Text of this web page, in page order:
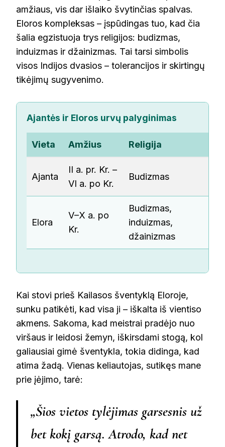
amžiaus, vis dar išlaiko švytinčias spalvas.
Eloros kompleksas – įspūdingas tuo, kad čia
šalia egzistuoja trys religijos: budizmas,
induizmas ir džainizmas. Tai tarsi simbolis
visos Indijos dvasios – tolerancijos ir skirtingų
tikėjimų sugyvenimo.
Ajantės ir Eloros urvų palyginimas
Vieta Amžius Religija
Ajanta
II a. pr. Kr. –
VI a. po Kr.
Budizmas
Elora
V–X a. po
Kr.
Budizmas,
induizmas,
džainizmas
Kai stovi prieš Kailasos šventyklą Eloroje,
sunku patikėti, kad visa ji – iškalta iš vientiso
akmens. Sakoma, kad meistrai pradėjo nuo
viršaus ir leidosi žemyn, iškirsdami stogą, kol
galiausiai gimė šventykla, tokia didinga, kad
atima žadą. Vienas keliautojas, sutikęs mane
prie įėjimo, tarė:
„Šios vietos tylėjimas garsesnis už
bet kokį garsą. Atrodo, kad net